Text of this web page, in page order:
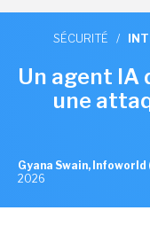
SÉCURITÉ /
Un agent IA
une
Gyana Swain,
2026